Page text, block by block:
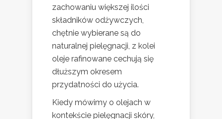
zachowaniu większej ilości
składników odżywczych,
chętnie wybierane są do
naturalnej pielęgnacji, z kolei
oleje rafinowane cechują się
dłuższym okresem
przydatności do użycia.
Kiedy mówimy o olejach w
kontekście pielęgnacji skóry,